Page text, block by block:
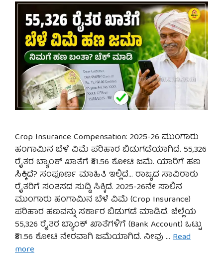
Crop Insurance Compensation: 2025-26 ಮುಂಗಾರು
ಹಂಗಾಮಿನ ಬೆಳೆ ವಿಮೆ ಪರಿಹಾರ ಬಿಡುಗಡೆಯಾಗಿದೆ. 55,326
ರೈತರ ಬ್ಯಾಂಕ್ ಖಾತೆಗೆ ₹81.56 ಕೋಟಿ ಜಮೆ. ಯಾರಿಗೆ ಹಣ
ಸಿಕ್ಕಿದೆ? ಸಂಪೂರ್ಣ ಮಾಹಿತಿ ಇಲ್ಲಿದೆ… ರಾಜ್ಯದ ಸಾವಿರಾರು
ರೈತರಿಗೆ ಸಂತಸದ ಸುದ್ದಿ ಸಿಕ್ಕಿದೆ. 2025-26ನೇ ಸಾಲಿನ
ಮುಂಗಾರು ಹಂಗಾಮಿನ ಬೆಳೆ ವಿಮೆ (Crop Insurance)
ಪರಿಹಾರ ಹಣವನ್ನು ಸರ್ಕಾರ ಬಿಡುಗಡೆ ಮಾಡಿದೆ. ಜಿಲ್ಲೆಯ
55,326 ರೈತರ ಬ್ಯಾಂಕ್ ಖಾತೆಗಳಿಗೆ (Bank Account) ಒಟ್ಟು
₹81.56 ಕೋಟಿ ನೇರವಾಗಿ ಜಮೆಯಾಗಿದೆ. ನೀವು … Read
more